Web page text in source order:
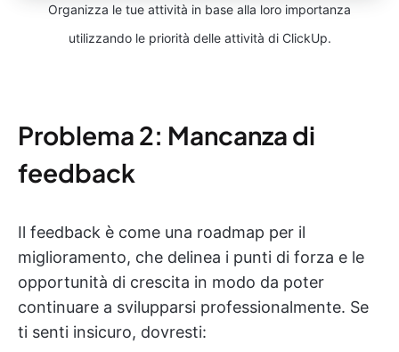
Organizza le tue attività in base alla loro importanza
utilizzando le priorità delle attività di ClickUp.
Problema 2: Mancanza di
feedback
Il feedback è come una roadmap per il
miglioramento, che delinea i punti di forza e le
opportunità di crescita in modo da poter
continuare a svilupparsi professionalmente. Se
ti senti insicuro, dovresti: